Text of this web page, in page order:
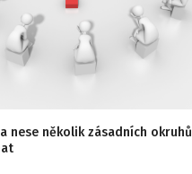
nese několik zásadních okruhů